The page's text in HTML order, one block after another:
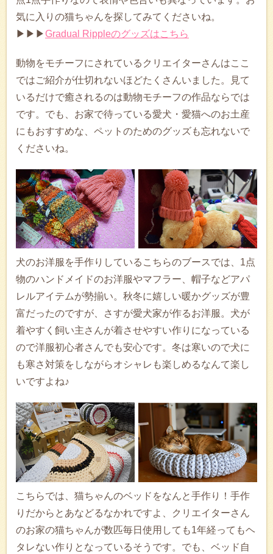
気に入りの猫ちゃんを探してみてくださいね。
▶▶▶ Gradual Rippleのグッズはこちら
動物をモチーフにされているクリエイターさんはここ
ではご紹介が仕切れないほどたくさんいました。見て
いるだけで癒されるのは動物モチーフの作品ならでは
です。でも、お家で待っている愛犬・愛猫へのお土産
にもおすすめな、ペットのためのグッズも忘れないで
くださいね。
犬のお洋服を手作りしているこちらのブースでは、1点
物のハンドメイドのお洋服やマフラー、帽子などアパ
レルアイテムが勢揃い。秋冬に嬉しい暖かグッズが豊
富だったのですが、さすが愛犬家が作るお洋服。犬が
着やすく飼い主さんが着させやすい作りになっている
ので洋服初心者さんでも安心です。冬は寒いので犬に
も寒さ対策をしながらオシャレも楽しめるなんて楽し
いですよね♪
こちらでは、猫ちゃんのベッドをなんと手作り！手作
りだからとあなどるなかれですよ、クリエイターさん
のお家の猫ちゃんが数匹毎日使用しても1年経ってもヘ
タレない作りとなっているそうです。でも、ベッド自